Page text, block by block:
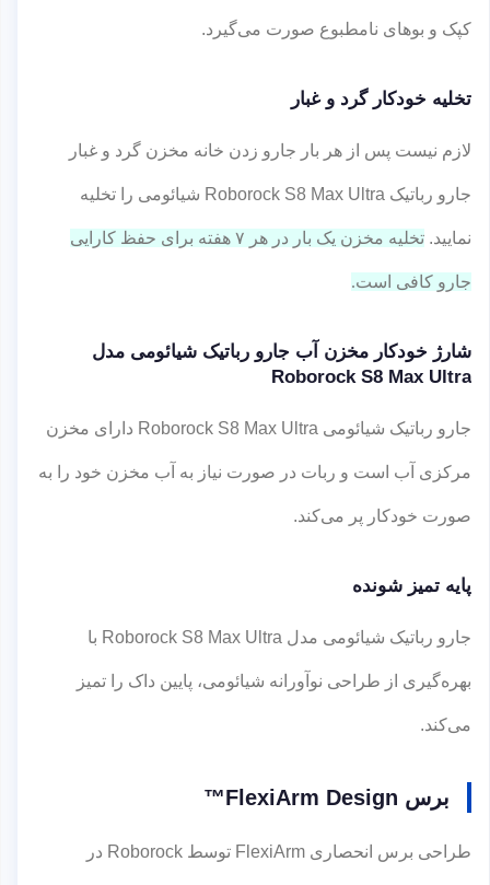
کپک و بوهای نامطبوع صورت می‌گیرد.
تخلیه خودکار گرد و غبار
لازم نیست پس از هر بار جارو زدن خانه مخزن گرد و غبار
جارو رباتیک Roborock S8 Max Ultra شیائومی را تخلیه
نمایید. تخلیه مخزن یک بار در هر ۷ هفته برای حفظ کارایی
جارو کافی است.
شارژ خودکار مخزن آب جارو رباتیک شیائومی مدل
Roborock S8 Max Ultra
جارو رباتیک شیائومی Roborock S8 Max Ultra دارای مخزن
مرکزی آب است و ربات در صورت نیاز به آب مخزن خود را به
صورت خودکار پر می‌کند.
پایه تمیز شونده
جارو رباتیک شیائومی مدل Roborock S8 Max Ultra با
بهره‌گیری از طراحی نوآورانه شیائومی، پایین داک را تمیز
می‌کند.
برس FlexiArm Design™
طراحی برس انحصاری FlexiArm توسط Roborock در